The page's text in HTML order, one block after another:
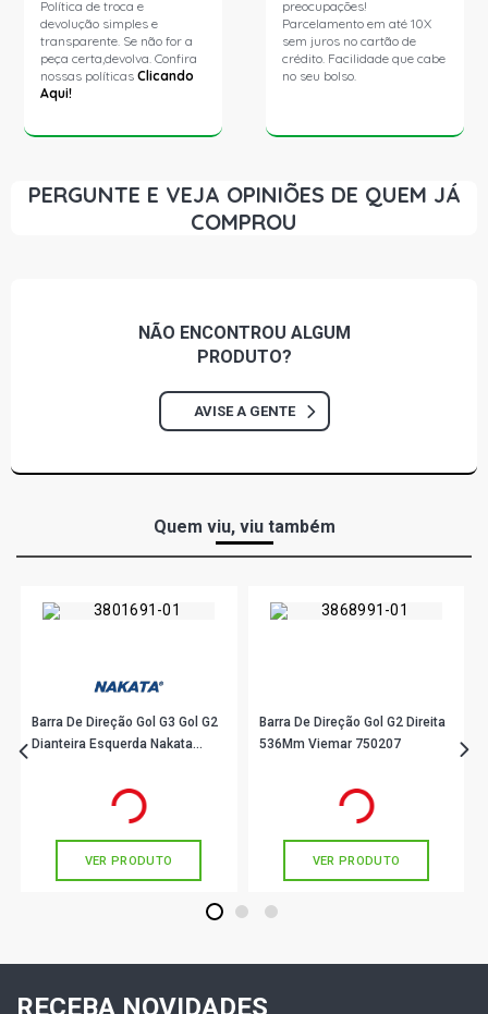
Política de troca e
devolução simples e
transparente. Se não for a
peça certa,devolva. Confira
nossas políticasClicando
Aqui!
preocupações!
Parcelamento em até 10X
sem juros no cartão de
crédito. Facilidade que cabe
no seu bolso.
PERGUNTE E VEJA OPINIÕES DE QUEM JÁ
COMPROU
NÃO ENCONTROU ALGUM
PRODUTO?
AVISE A GENTE
Quem viu, viu também
Barra De Direção Gol G3 Gol G2
Dianteira Esquerda Nakata
em até 8x de
VER PRODUTO
Barra De Direção Gol G2 Direita
536Mm Viemar 750207
em até 6x de
VER PRODUTO
1 2 3
RECEBA NOVIDADES